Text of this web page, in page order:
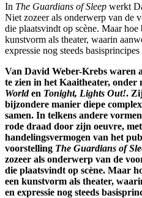
In The Guardians of Sleep werkt
Niet zozeer als onderwerp van de
die plaatsvindt op scène. Maar hoe
kunstvorm als theater, waarin
expressie nog steeds
Van David Weber-Krebs waren
te zien in het Kaaitheater, onder
Worlden Tonight, Lights Out!.
bijzondere manier diepe
samen. In telkens andere
rode draad door zijn oeuvre,
handelingsvermogen van het
voorstelling The Guardians of
zozeer als onderwerp van de
die plaatsvindt op scène. Maar
een kunstvorm als theater,
en expressie nog steeds